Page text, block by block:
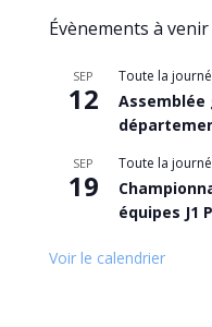
Évènements à venir
SEP
12
Toute la
Assemblée
SEP
19
Toute la
équipes J1
Voir le calendrier